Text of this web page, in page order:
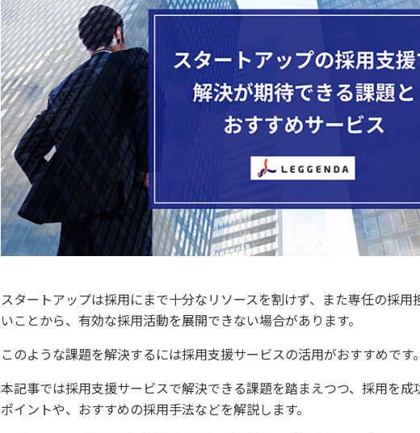
スタートアップは採用にまで十分なリソースを割けず、また専任の採
いことから、有効な採用活動を展開できない場合があります。
このような課題を解決するには採用支援サービスの活用がおすすめです。
本記事では採用支援サービスで解決できる課題を踏まえつつ、採用を
ポイントや、おすすめの採用手法などを解説します。